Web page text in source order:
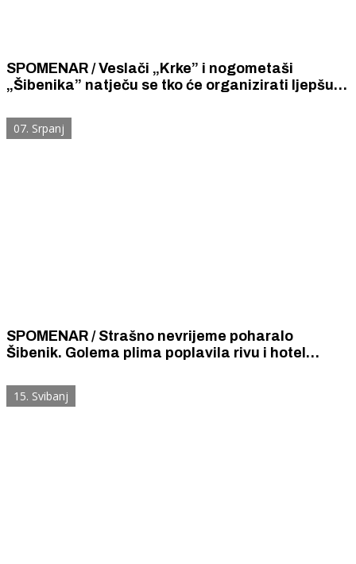
SPOMENAR / Veslači „Krke” i nogometaši
„Šibenika” natječu se tko će organizirati ljepšu
zbog svoje slavne čarobne „Krkine noći”.
07. Srpanj
SPOMENAR / Strašno nevrijeme poharalo
Šibenik. Golema plima poplavila rivu i hotel
Dolca evakuirane mnoge obitelji.
15. Svibanj